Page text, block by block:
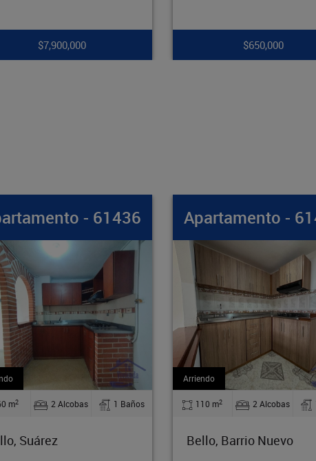
$650,000 $265,000,000
Apartamento - 61435
Arriendo
110 m2 2 Alcobas 1 Baños
Bello, Barrio Nuevo
Apartamento -
Arriendo
54 m2 2 Alcobas
Medellín, Florencia